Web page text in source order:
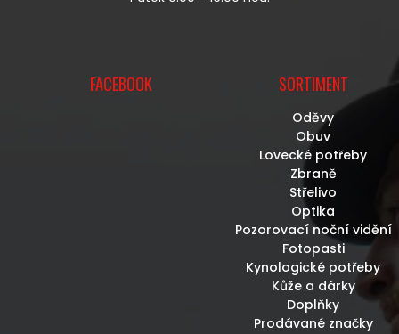
FACEBOOK SORTIMENT
Oděvy
Obuv
Lovecké potřeby
Zbraně
Střelivo
Optika
Pozorovací noční vidění
Fotopasti
Kynologické potřeby
Kůže a dárky
Doplňky
Prodávané značky